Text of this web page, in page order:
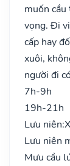
muốn
vọng. Đi
cấp hay
xuôi,
người đi
7h-9h
19h-21h
Lưu niên:
Lưu niên
Mưu cầu